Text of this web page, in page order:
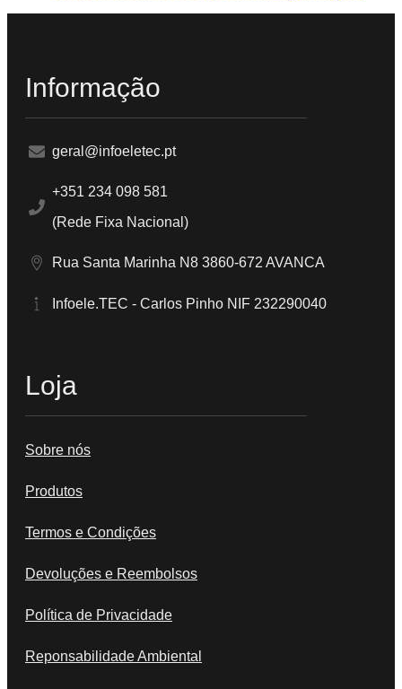
Informação
geral@infoeletec.pt
+351 234 098 581
(Rede Fixa Nacional)
Rua Santa Marinha N8 3860-672 AVANCA
Infoele.TEC - Carlos Pinho NIF 232290040
Loja
Sobre nós
Produtos
Termos e Condições
Devoluções e Reembolsos
Política de Privacidade
Reponsabilidade Ambiental